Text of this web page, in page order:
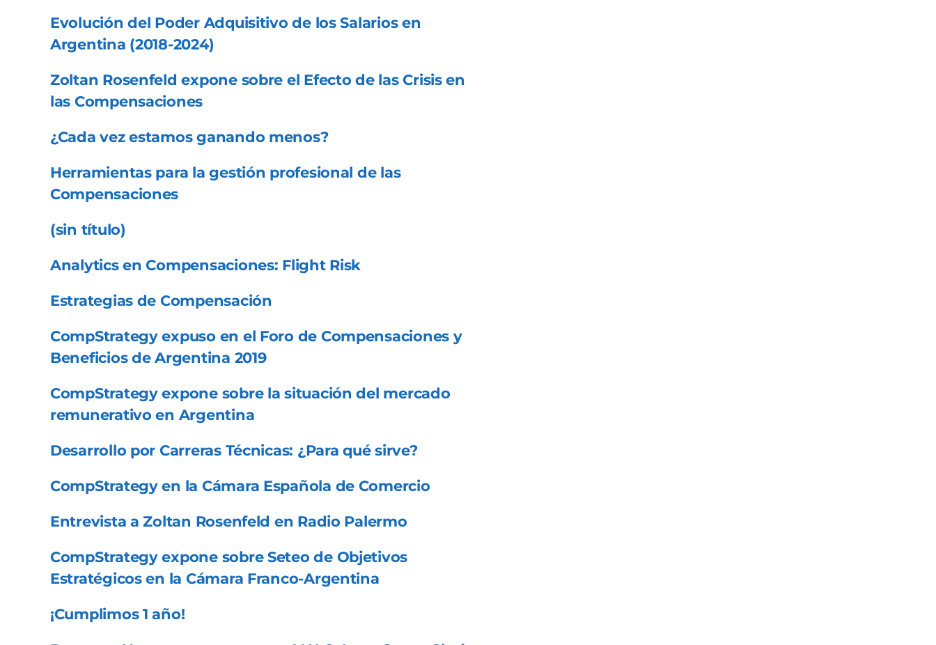
Evolución del Poder Adquisitivo de los Salarios en
Argentina (2018-2024)
Zoltan Rosenfeld expone sobre el Efecto de las Crisis en
las Compensaciones
¿Cada vez estamos ganando menos?
Herramientas para la gestión profesional de las
Compensaciones
(sin título)
Analytics en Compensaciones: Flight Risk
Estrategias de Compensación
CompStrategy expuso en el Foro de Compensaciones y
Beneficios de Argentina 2019
CompStrategy expone sobre la situación del mercado
remunerativo en Argentina
Desarrollo por Carreras Técnicas: ¿Para qué sirve?
CompStrategy en la Cámara Española de Comercio
Entrevista a Zoltan Rosenfeld en Radio Palermo
CompStrategy expone sobre Seteo de Objetivos
Estratégicos en la Cámara Franco-Argentina
¡Cumplimos 1 año!